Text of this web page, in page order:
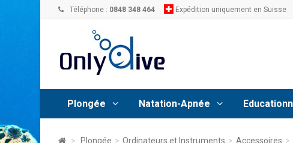
Téléphone : 0848 348 464 Expédition uniquement en Suisse
Plongée Natation-Apnée
> Plongée > Ordinateurs et Instruments > Accessoires >